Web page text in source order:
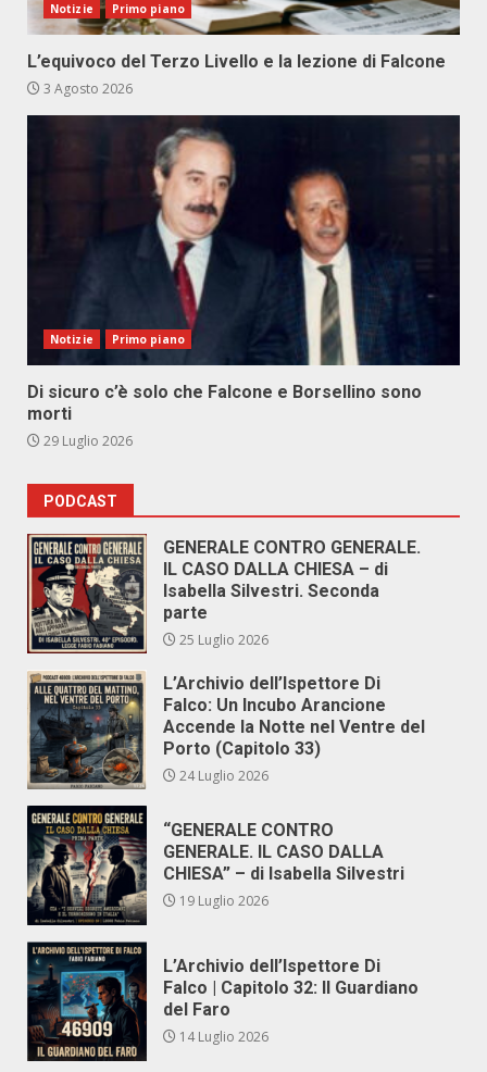
Notizie Primo piano
L’equivoco del Terzo Livello e la lezione di Falcone
3 Agosto 2026
Notizie Primo piano
Di sicuro c’è solo che Falcone e Borsellino sono
morti
29 Luglio 2026
PODCAST
GENERALE CONTRO GENERALE.
IL CASO DALLA CHIESA – di
Isabella Silvestri. Seconda
parte
25 Luglio 2026
L’Archivio dell’Ispettore Di
Falco: Un Incubo Arancione
Accende la Notte nel Ventre del
Porto (Capitolo 33)
24 Luglio 2026
“GENERALE CONTRO
GENERALE. IL CASO DALLA
CHIESA” – di Isabella Silvestri
19 Luglio 2026
L’Archivio dell’Ispettore Di
Falco | Capitolo 32: Il Guardiano
del Faro
14 Luglio 2026